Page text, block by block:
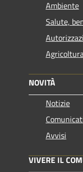
Ambiente
Salute,
NOVITÀ
Notizie
Avvisi
VIVERE IL